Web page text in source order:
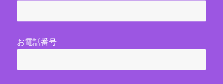
お電話番号